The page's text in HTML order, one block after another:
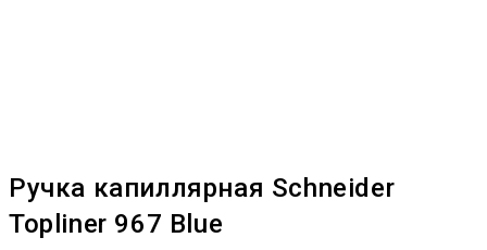
Ручка капиллярная Schneider
Topliner 967 Blue